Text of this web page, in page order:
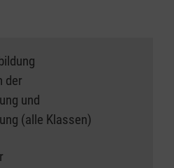
der
und
(alle Klassen)